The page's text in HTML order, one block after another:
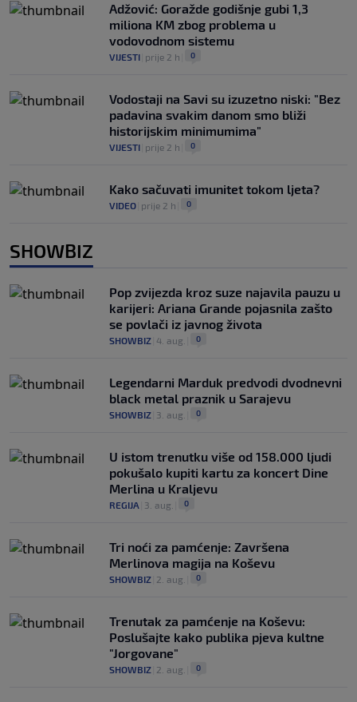
Adžović: Goražde godišnje gubi 1,3
miliona KM zbog problema u
vodovodnom sistemu
VIJESTI prije 2 h 0
Vodostaji na Savi su izuzetno niski: "Bez
padavina svakim danom smo bliži
historijskim minimumima"
VIJESTI prije 2 h 0
Kako sačuvati imunitet tokom ljeta?
VIDEO prije 2 h 0
SHOWBIZ
Pop zvijezda kroz suze najavila pauzu u
karijeri: Ariana Grande pojasnila zašto
se povlači iz javnog života
SHOWBIZ 4. aug. 0
Legendarni Marduk predvodi dvodnevni
black metal praznik u Sarajevu
SHOWBIZ 3. aug. 0
U istom trenutku više od 158.000 ljudi
pokušalo kupiti kartu za koncert Dine
Merlina u Kraljevu
REGIJA 3. aug. 0
Tri noći za pamćenje: Završena
Merlinova magija na Koševu
SHOWBIZ 2. aug. 0
Trenutak za pamćenje na Koševu:
Poslušajte kako publika pjeva kultne
"Jorgovane"
SHOWBIZ 2. aug. 0